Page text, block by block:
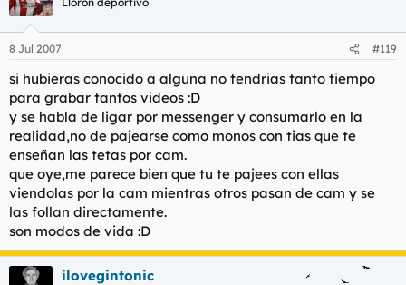
8 Jul 2007 #119
si hubieras conocido a alguna no tendrias tanto tiempo
para grabar tantos videos :D
y se habla de ligar por messenger y consumarlo en la
realidad,no de pajearse como monos con tias que te
enseñan las tetas por cam.
que oye,me parece bien que tu te pajees con ellas
viendolas por la cam mientras otros pasan de cam y se
las follan directamente.
son modos de vida :D
ilovegintonic